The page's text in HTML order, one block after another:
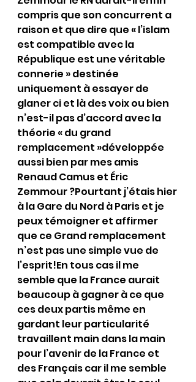
compris que son concurrent a
raison et que dire que « l’islam
est compatible avec la
République est une véritable
connerie » destinée
uniquement à essayer de
glaner ci et là des voix ou bien
n’est-il pas d’accord avec la
théorie « du grand
remplacement »développée
aussi bien par mes amis
Renaud Camus et Éric
Zemmour ?Pourtant j’étais hier
à la Gare du Nord à Paris et je
peux témoigner et affirmer
que ce Grand remplacement
n’est pas une simple vue de
l’esprit!En tous cas il me
semble que la France aurait
beaucoup à gagner à ce que
ces deux partis même en
gardant leur particularité
travaillent main dans la main
pour l’avenir de la France et
des Français car il me semble